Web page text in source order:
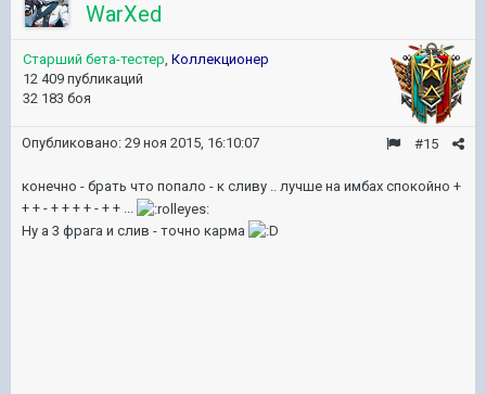
WarXed
Старший бета-тестер, Коллекционер
12 409 публикаций
32 183 боя
#15
Опубликовано: 29 ноя 2015, 16:10:07
конечно - брать что попало - к сливу .. лучше на имбах спокойно +
+ + - + + + + - + + ...
Ну а 3 фрага и слив - точно карма